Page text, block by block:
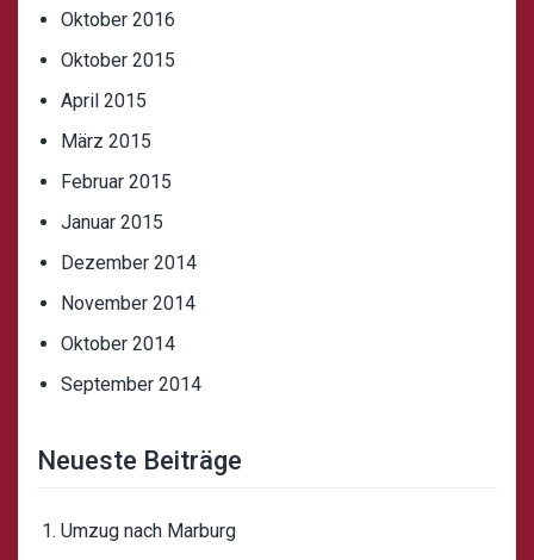
Oktober 2016
Oktober 2015
April 2015
März 2015
Februar 2015
Januar 2015
Dezember 2014
November 2014
Oktober 2014
September 2014
Neueste Beiträge
Umzug nach Marburg